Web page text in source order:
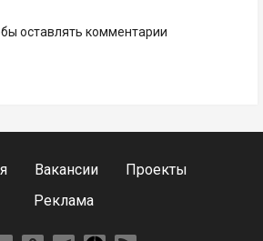
оставлять комментарии
Вакансии
Проекты
Реклама